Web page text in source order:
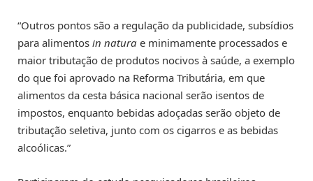
“Outros pontos são a regulação da publicidade, subsídios
para alimentos in natura e minimamente processados e
maior tributação de produtos nocivos à saúde, a exemplo
do que foi aprovado na Reforma Tributária, em que
alimentos da cesta básica nacional serão isentos de
impostos, enquanto bebidas adoçadas serão objeto de
tributação seletiva, junto com os cigarros e as bebidas
alcoólicas.”